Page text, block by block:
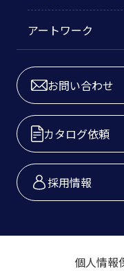
アートワーク
お問い合わせ
カタログ依頼
採用情報
個人情報